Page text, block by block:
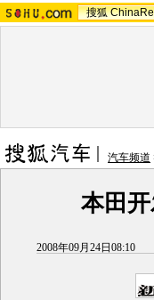
搜狐
汽车频道
本田
2008年09月24日08:10